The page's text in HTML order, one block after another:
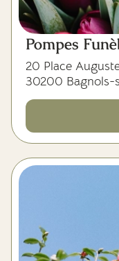
Pompes
20 Place
30200 Bagnols-